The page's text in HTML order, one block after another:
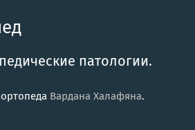
патологии.
Вардана Халафяна.